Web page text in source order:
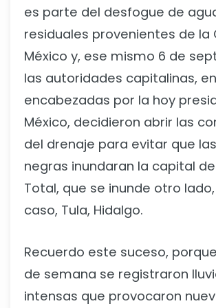
es parte del desfogue de
residuales provenientes de la
México y, ese mismo 6 de
las autoridades capitalinas,
encabezadas por la hoy
México, decidieron abrir las
del drenaje para evitar que
negras inundaran la capital
Total, que se inunde otro
caso, Tula, Hidalgo.
Recuerdo este suceso,
de semana se registraron
intensas que provocaron